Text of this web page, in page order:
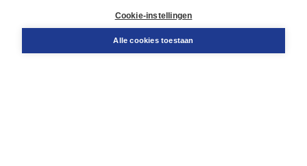
Cookie-instellingen
Alle cookies toestaan